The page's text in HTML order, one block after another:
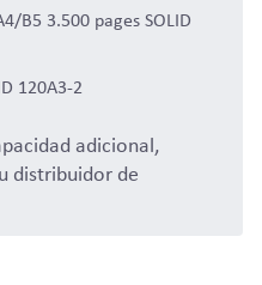
B5 3.500 pages SOLID
120A3-2
adicional,
distribuidor de